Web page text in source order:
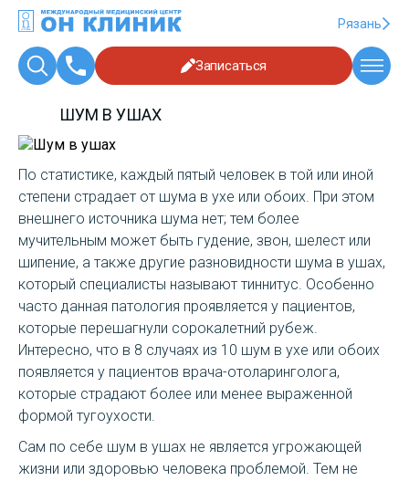
Рязань
Записаться
ШУМ В УШАХ
По статистике, каждый пятый человек в той или иной
степени страдает от шума в ухе или обоих. При этом
внешнего источника шума нет; тем более
мучительным может быть гудение, звон, шелест или
шипение, а также другие разновидности шума в ушах,
который специалисты называют тиннитус. Особенно
часто данная патология проявляется у пациентов,
которые перешагнули сорокалетний рубеж.
Интересно, что в 8 случаях из 10 шум в ухе или обоих
появляется у пациентов врача-отоларинголога,
которые страдают более или менее выраженной
формой тугоухости.
Сам по себе шум в ушах не является угрожающей
жизни или здоровью человека проблемой. Тем не